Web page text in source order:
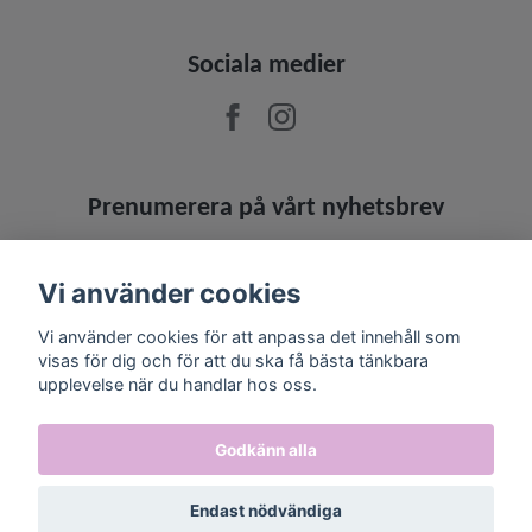
Sociala medier
Prenumerera på vårt nyhetsbrev
Powered by Quickbutik
Vi använder cookies
Vi använder cookies för att anpassa det innehåll som
visas för dig och för att du ska få bästa tänkbara
upplevelse när du handlar hos oss.
Godkänn alla
Endast nödvändiga